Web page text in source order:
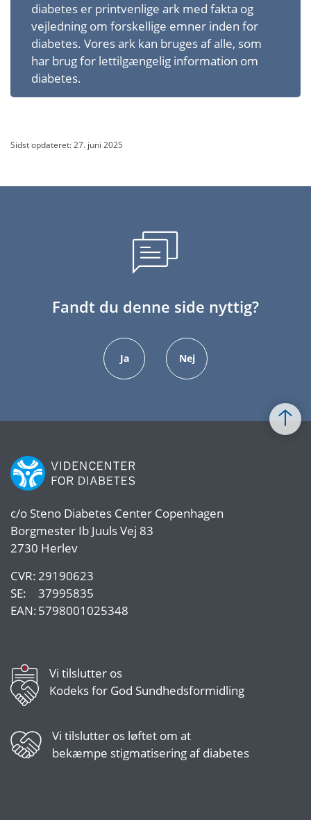
diabetes er printvenlige ark med fakta og
vejledning om forskellige emner inden for
diabetes. Vores ark kan bruges af alle, som
har brug for let­tilgængelig information om
diabetes.
Sidst opdateret: 27. juni 2025
Fandt du denne side nyttig?
Ja Nej
c/o Steno Diabetes Center Copenhagen
Borgmester Ib Juuls Vej 83
2730 Herlev
CVR:29190623
SE:
37995835
EAN:5798001025348
Vi tilslutter os
Kodeks for God Sundhedsformidling
Vi tilslutter os løftet om at
bekæmpe stigmatisering af diabetes